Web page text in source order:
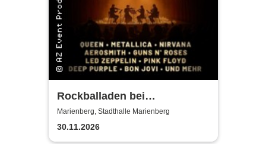
Rockballaden bei
Kerzenschein
Marienberg, Stadthalle Marienberg
30.11.2026